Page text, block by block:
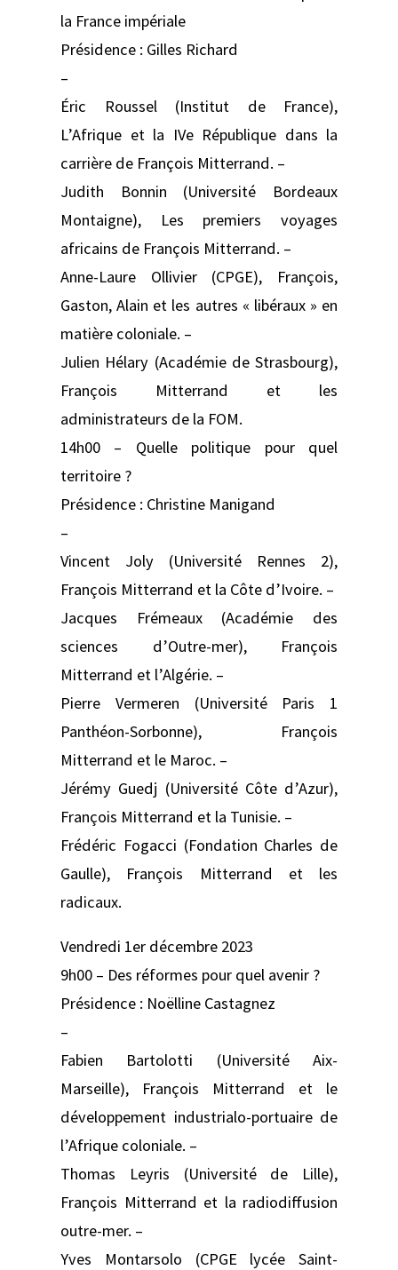
la France impériale
Présidence : Gilles Richard
–
Éric Roussel (Institut de France),
L’Afrique et la IVe République dans la
carrière de François Mitterrand. –
Judith Bonnin (Université Bordeaux
Montaigne), Les premiers voyages
africains de François Mitterrand. –
Anne-Laure Ollivier (CPGE), François,
Gaston, Alain et les autres « libéraux » en
matière coloniale. –
Julien Hélary (Académie de Strasbourg),
François Mitterrand et les
administrateurs de la FOM.
14h00 – Quelle politique pour quel
territoire ?
Présidence : Christine Manigand
–
Vincent Joly (Université Rennes 2),
François Mitterrand et la Côte d’Ivoire. –
Jacques Frémeaux (Académie des
sciences d’Outre-mer), François
Mitterrand et l’Algérie. –
Pierre Vermeren (Université Paris 1
Panthéon-Sorbonne), François
Mitterrand et le Maroc. –
Jérémy Guedj (Université Côte d’Azur),
François Mitterrand et la Tunisie. –
Frédéric Fogacci (Fondation Charles de
Gaulle), François Mitterrand et les
radicaux.
Vendredi 1er décembre 2023
9h00 – Des réformes pour quel avenir ?
Présidence : Noëlline Castagnez
–
Fabien Bartolotti (Université Aix-
Marseille), François Mitterrand et le
développement industrialo-portuaire de
l’Afrique coloniale. –
Thomas Leyris (Université de Lille),
François Mitterrand et la radiodiffusion
outre-mer. –
Yves Montarsolo (CPGE lycée Saint-